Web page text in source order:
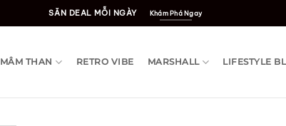
SĂN DEAL MỖI NGÀY Khám Phá Ngay
MÂM THAN RETRO VIBE MARSHALL LIFESTYLE